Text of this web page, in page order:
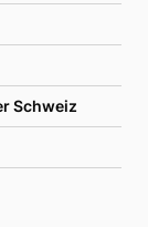
Schweiz